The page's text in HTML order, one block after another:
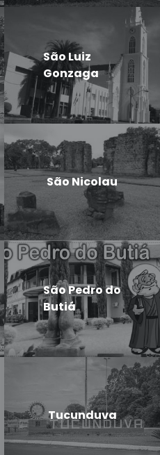
São Luiz
Gonzaga
São Nicolau
São Pedro do
Butiá
Tucunduva